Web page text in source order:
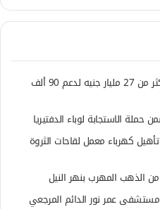
نفرة الإحسان الخامسة بالقضارف.. أكثر من 27 مليار جنيه لدعم 90 ألف
لإعادة تأهيل كهرباء معمل لقاحات الثروة
عاماً.. افتتاح مستشفى عمر نور الدائم المرجعي